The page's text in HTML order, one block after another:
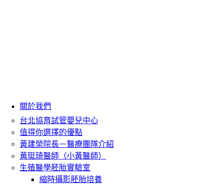
關於我們
台北協育試管嬰兒中心
值得你選擇的優點
黃建榮院長－醫療團隊介紹
黃珽琦醫師（小黃醫師）
生殖醫學胚胎實驗室
縮時攝影胚胎培養